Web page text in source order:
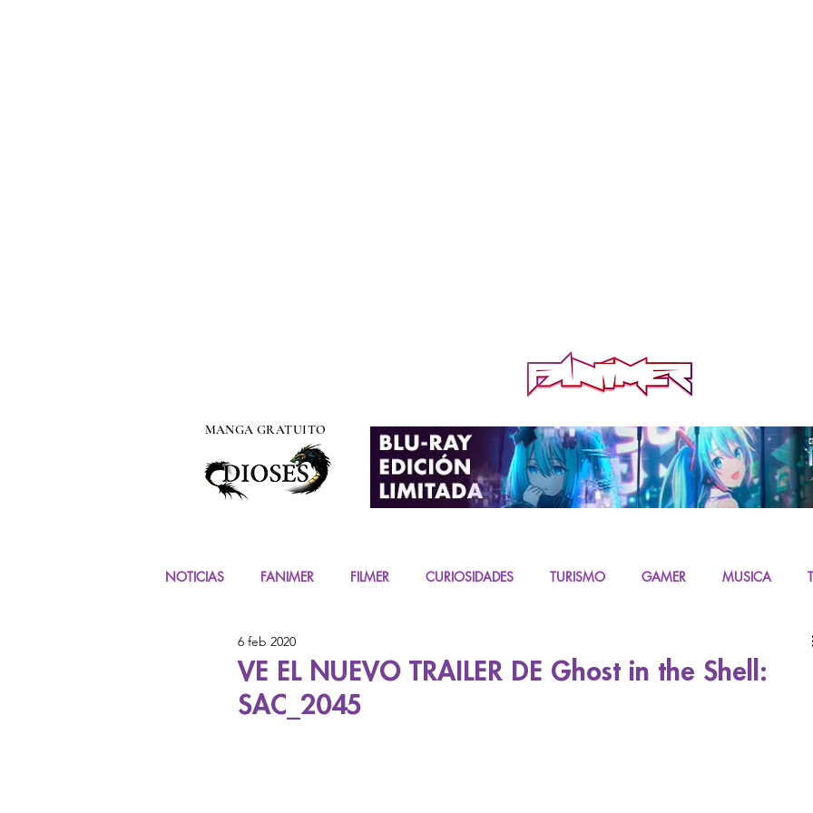
MANGA GRATUITO
NOTICIAS FANIMER FILMER CURIOSIDADES TURISMO GAMER MUSICA
EVENTOS COSPLAY
MANGA Y COMIC
VE EL NUEVO TRAILER DE Ghost in the Shell:
SAC_2045
6 feb 2020